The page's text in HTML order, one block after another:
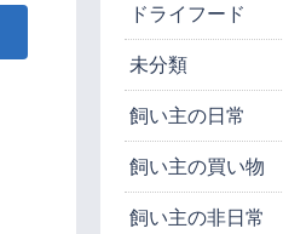
ドライフード
未分類
飼い主の日常
飼い主の買い物
飼い主の非日常